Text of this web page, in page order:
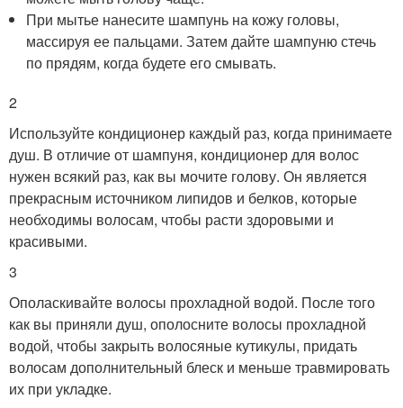
При мытье нанесите шампунь на кожу головы,
массируя ее пальцами. Затем дайте шампуню стечь
по прядям, когда будете его смывать.
2
Используйте кондиционер каждый раз, когда принимаете
душ. В отличие от шампуня, кондиционер для волос
нужен всякий раз, как вы мочите голову. Он является
прекрасным источником липидов и белков, которые
необходимы волосам, чтобы расти здоровыми и
красивыми.
3
Ополаскивайте волосы прохладной водой. После того
как вы приняли душ, ополосните волосы прохладной
водой, чтобы закрыть волосяные кутикулы, придать
волосам дополнительный блеск и меньше травмировать
их при укладке.